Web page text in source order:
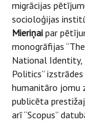
migrācijas
socioloģijas
Mieriņai par
monogrāfijas
National Identity,
Politics”
humanitāro jomu
publicēta
arī “Scopus”